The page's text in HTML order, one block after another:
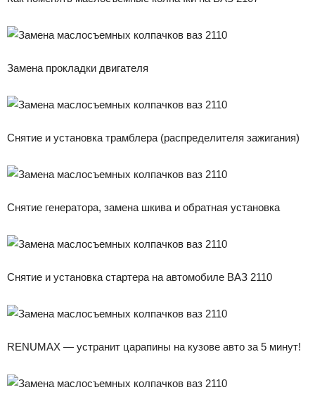
Замена прокладки двигателя
Снятие и установка трамблера (распределителя зажигания)
Снятие генератора, замена шкива и обратная установка
Снятие и установка стартера на автомобиле ВАЗ 2110
RENUMAX — устранит царапины на кузове авто за 5 минут!